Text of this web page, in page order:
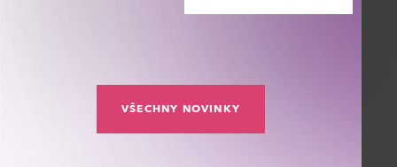
VŠECHNY NOVINKY